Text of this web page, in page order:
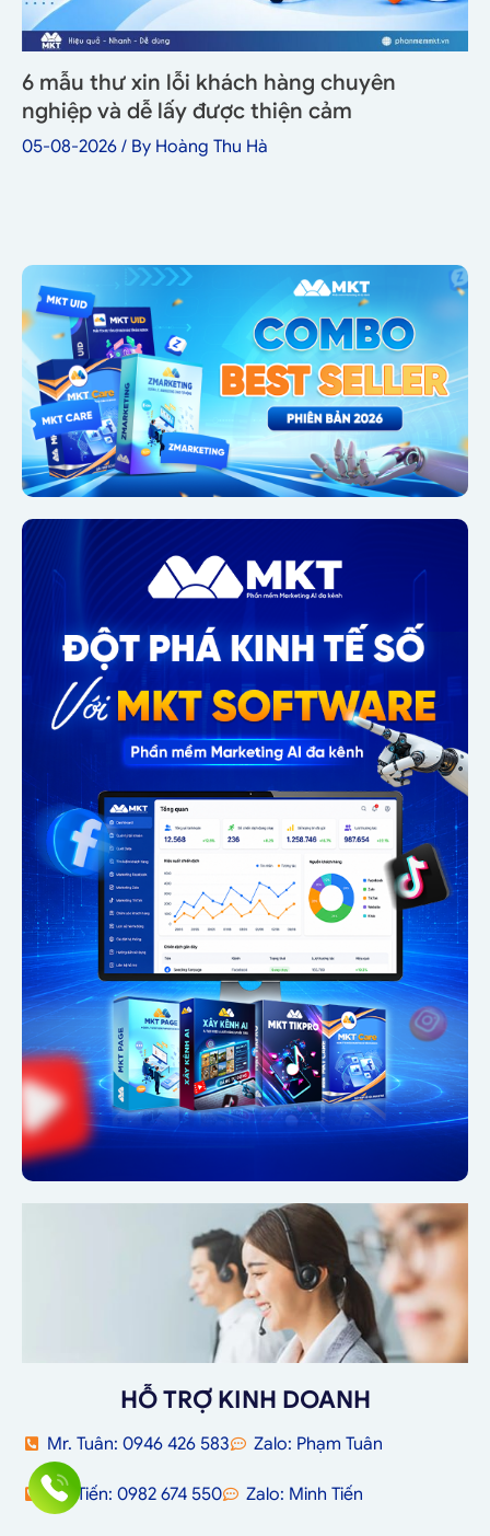
6 mẫu thư xin lỗi khách hàng chuyên
nghiệp và dễ lấy được thiện cảm
05-08-2026 / By Hoàng Thu Hà
HỖ TRỢ KINH DOANH
Mr. Tuân: 0946 426 583 Zalo: Phạm Tuân
Mr. Tiến: 0982 674 550 Zalo: Minh Tiến